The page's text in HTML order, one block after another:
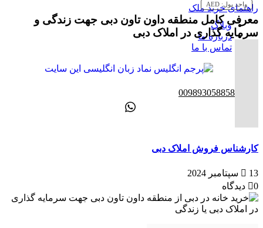
واحد پول: AED
وبلاگ
درباره ما
تماس با ما
00989305885808
راهنمای خرید ملک
معرفی کامل منطقه داون تاون دبی جهت زندگی و
سرمایه گذاری در املاک دبی
کارشناس فروش املاک دبی
13 سپتامبر 2024
0 دیدگاه